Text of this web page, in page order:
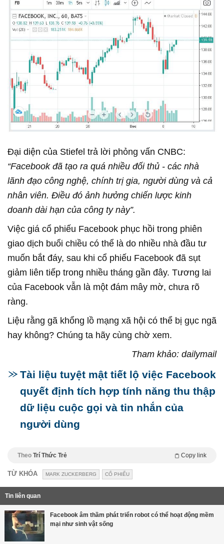
Đại diện của Stiefel trả lời phỏng vấn CNBC:
“Facebook đã tạo ra quá nhiều đối thủ - các nhà
lãnh đạo công nghệ, chính trị gia, người dùng và cả
nhân viên. Điều đó ảnh hưởng chiến lược kinh
doanh dài hạn của công ty này”.
Việc giá cổ phiếu Facebook phục hồi trong phiên
giao dịch buổi chiều có thể là do nhiều nhà đầu tư
muốn bắt đáy, sau khi cổ phiếu Facebook đã sụt
giảm liên tiếp trong nhiều tháng gần đây. Tương lai
của Facebook vẫn là một đám mây mờ, chưa rõ
ràng.
Liệu rằng gã khổng lồ mạng xã hội có thể bị gục ngã
hay không? Chúng ta hãy cùng chờ xem.
Tham khảo: dailymail
Tài liệu tuyệt mật tiết lộ việc Facebook
quyết định tích hợp tính năng thu thập
dữ liệu cuộc gọi và tin nhắn của
người dùng
Theo Trí Thức Trẻ Copy link
TỪ KHÓA MARK ZUCKERBERG CỔ PHIẾU
Tin liên quan
Facebook âm thầm phát triển robot có thể hoạt động mềm
mại như sinh vật sống